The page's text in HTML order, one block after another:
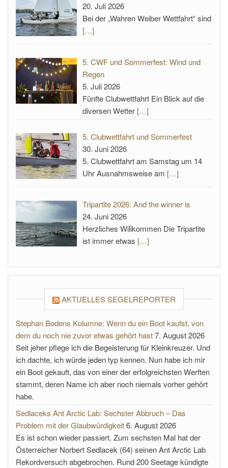
20. Juli 2026
Bei der „Wahren Weiber Wettfahrt“ sind
[…]
5. CWF und Sommerfest: Wind und
Regen
5. Juli 2026
Fünfte Clubwettfahrt Ein Blick auf die
diversen Wetter […]
5. Clubwettfahrt und Sommerfest
30. Juni 2026
5. Clubwettfahrt am Samstag um 14
Uhr Ausnahmsweise am […]
Tripartite 2026: And the winner is
24. Juni 2026
Herzliches Willkommen Die Tripartite
ist immer etwas […]
AKTUELLES SEGELREPORTER
Stephan Bodens Kolumne: Wenn du ein Boot kaufst, von
dem du noch nie zuvor etwas gehört hast7. August 2026
Seit jeher pflege ich die Begeisterung für Kleinkreuzer. Und
ich dachte, ich würde jeden typ kennen. Nun habe ich mir
ein Boot gekauft, das von einer der erfolgreichsten Werften
stammt, deren Name ich aber noch niemals vorher gehört
habe.
Sedlaceks Ant Arctic Lab: Sechster Abbruch – Das
Problem mit der Glaubwürdigkeit6. August 2026
Es ist schon wieder passiert. Zum sechsten Mal hat der
Österreicher Norbert Sedlacek (64) seinen Ant Arctic Lab
Rekordversuch abgebrochen. Rund 200 Seetage kündigte